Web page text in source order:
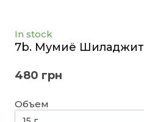
In stock
7b. Мумиё Шиладжит
480 грн
Объем